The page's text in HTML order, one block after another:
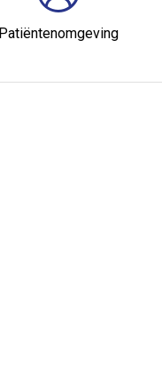
Patiëntenomgeving